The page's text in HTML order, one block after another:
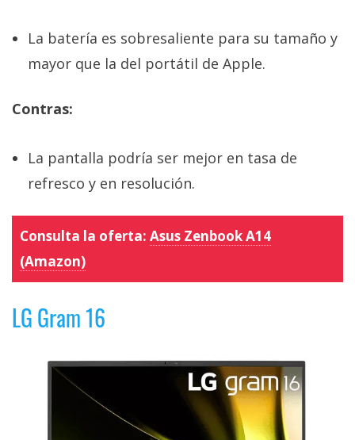
La batería es sobresaliente para su tamaño y
mayor que la del portátil de Apple.
Contras:
La pantalla podría ser mejor en tasa de
refresco y en resolución.
Consulta la oferta: Asus Zenbook A14
(Amazon)
LG Gram 16